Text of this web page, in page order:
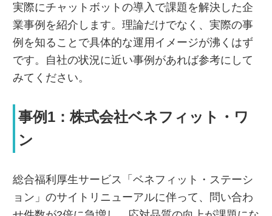
実際にチャットボットの導入で課題を解決した企
業事例を紹介します。理論だけでなく、実際の事
例を知ることで具体的な運用イメージが沸くはず
です。自社の状況に近い事例があれば参考にして
みてください。
事例1：株式会社ベネフィット・ワ
ン
総合福利厚生サービス「ベネフィット・ステーシ
ョン」のサイトリニューアルに伴って、問い合わ